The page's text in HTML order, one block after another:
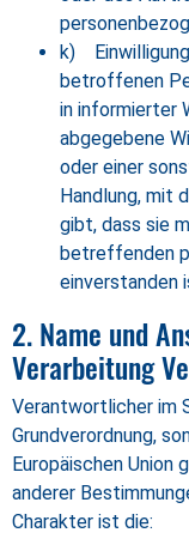
k) Einwilligung
betroffenen
in informierter
abgegebene
oder einer
Handlung, mit
gibt, dass sie
betreffenden
einverstanden
2. Name und
Verarbeitung
Verantwortlicher im
Grundverordnung,
Europäischen
anderer
Charakter ist die: